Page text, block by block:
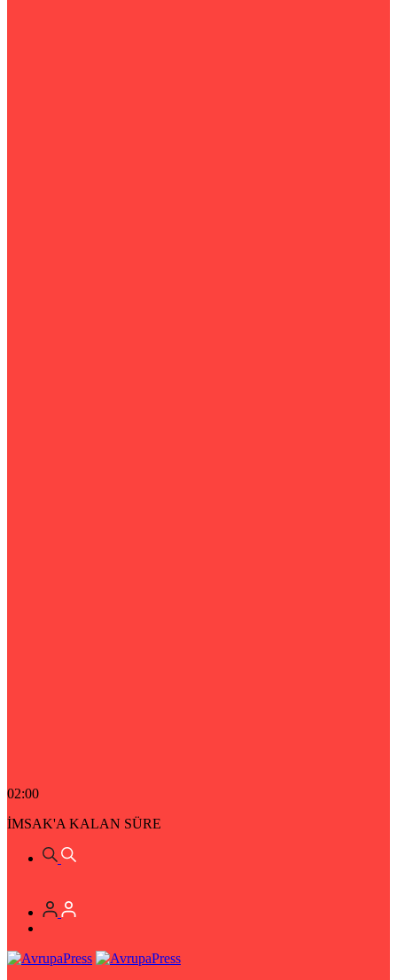
02:00
İMSAK'A KALAN SÜRE